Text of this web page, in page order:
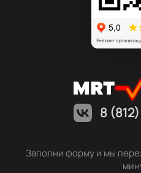
8
Заполни форму и мы